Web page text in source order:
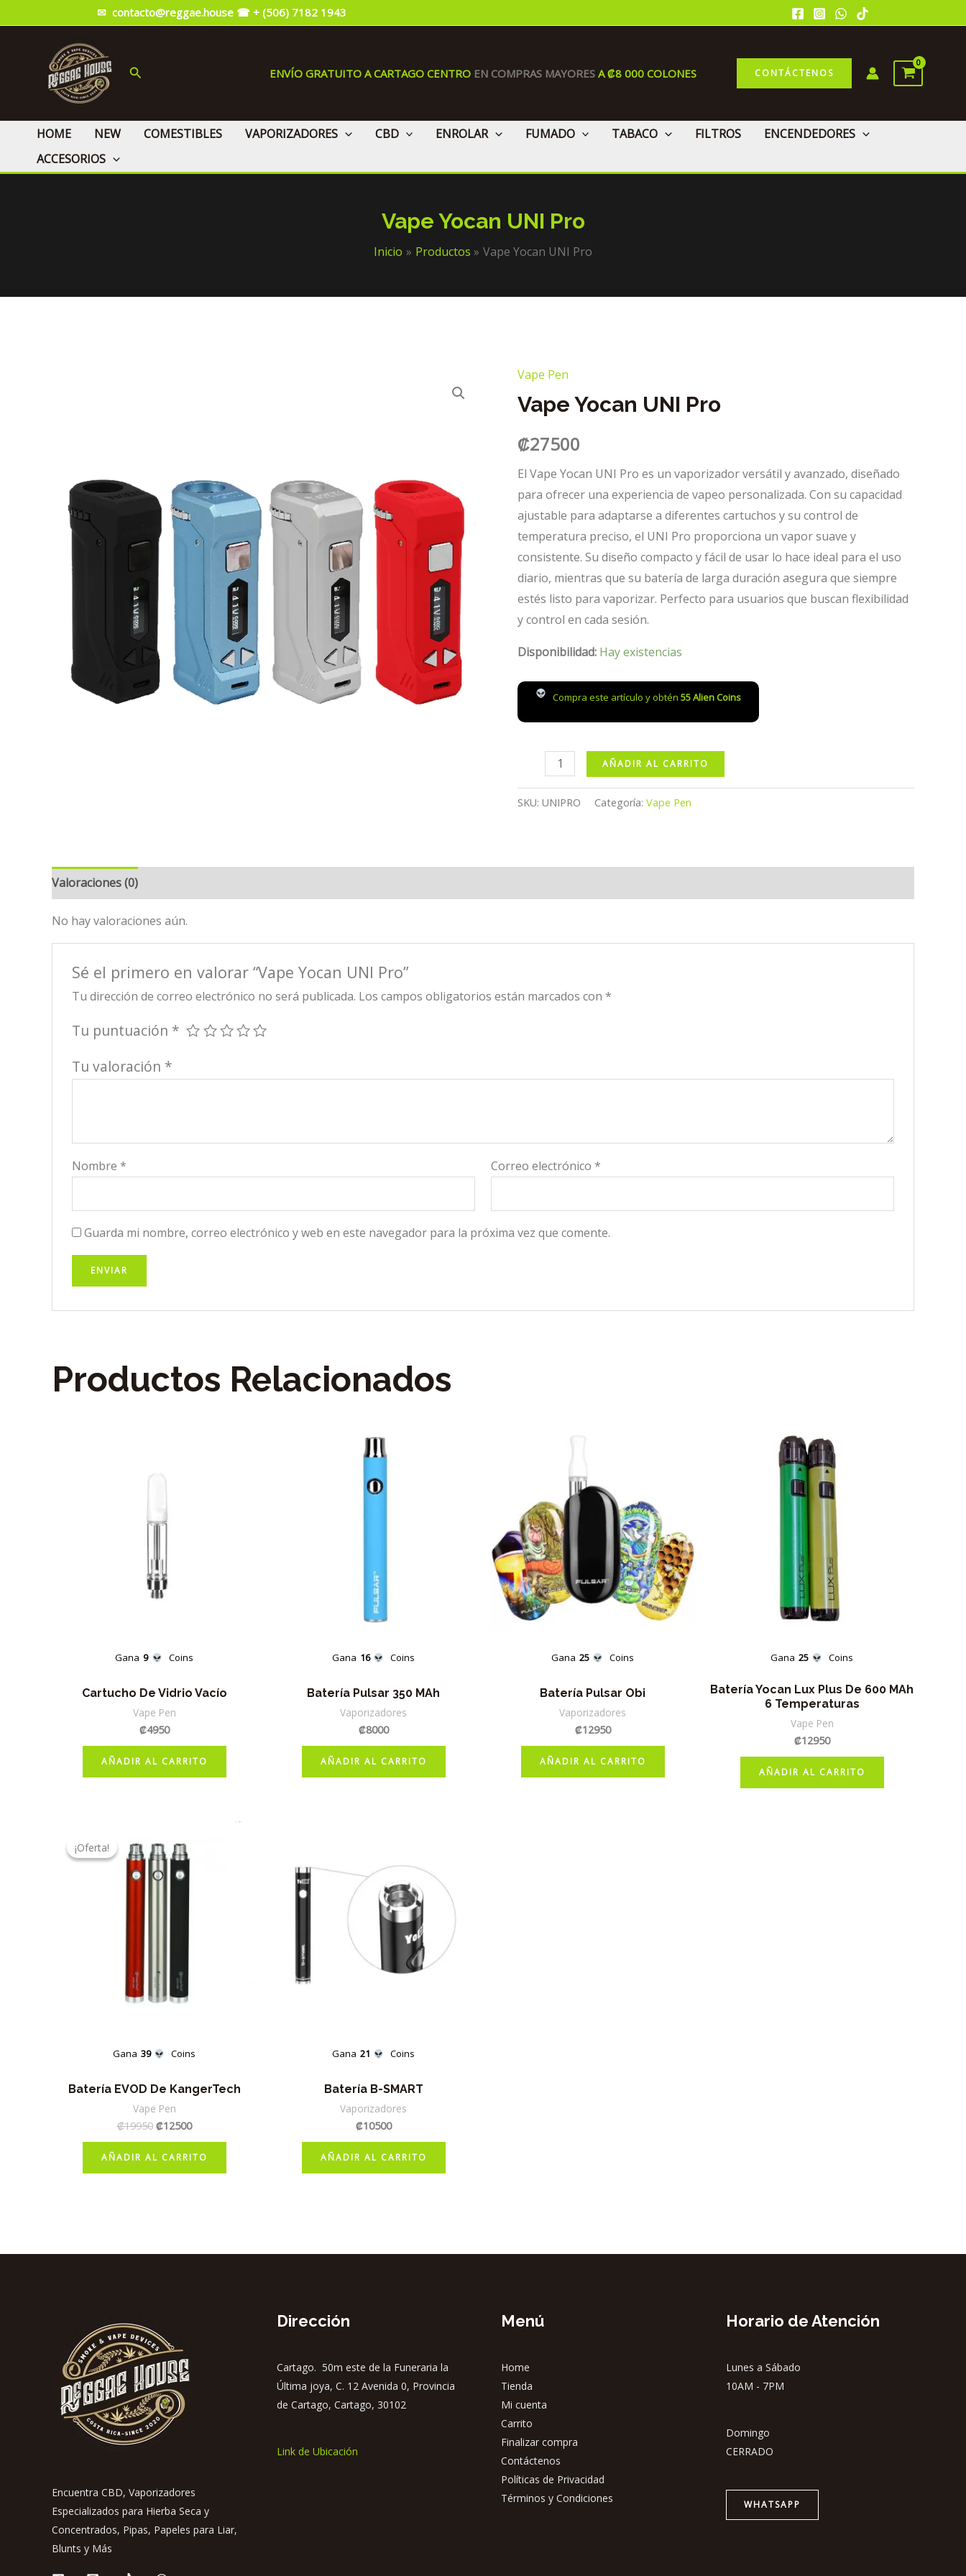
al
✉ contacto@reggae.house ☎ + (506) 7182 1943
Buscar ENVÍO GRATUITO A CARTAGO CENTRO EN COMPRAS MAYORES A ₡8 000 COLONES CONTÁCTENOS
HOME NEW COMESTIBLES VAPORIZADORES CBD ENROLAR FUMADO TABACO FILTROS
ENCENDEDORES
ACCESORIOS
Vape Yocan UNI Pro
Inicio Productos Vape Yocan UNI Pro
Vape Pen
Vape Yocan UNI Pro
₡27500
El Vape Yocan UNI Pro es un vaporizador versátil y avanzado, diseñado
para ofrecer una experiencia de vapeo personalizada. Con su capacidad
ajustable para adaptarse a diferentes cartuchos y su control de
temperatura preciso, el UNI Pro proporciona un vapor suave y
consistente. Su diseño compacto y fácil de usar lo hace ideal para el uso
diario, mientras que su batería de larga duración asegura que siempre
estés listo para vaporizar. Perfecto para usuarios que buscan flexibilidad
y control en cada sesión.
Disponibilidad: Hay existencias
Compra este artículo y obtén 55Alien Coins
Yocan
UNI
AÑADIR AL CARRITO
SKU: UNIPRO Categoría: Vape Pen
Valoraciones (0)
No hay valoraciones aún.
Sé el primero en valorar “Vape Yocan UNI Pro”
Tu dirección de correo electrónico no será publicada. Los campos obligatorios están marcados con *
Tu puntuación *
Tu valoración *
Nombre * Correo electrónico *
Guarda mi nombre, correo electrónico y web en este navegador para la próxima vez que comente.
Productos Relacionados
Gana 9 Coins
Cartucho De Vidrio Vacío
Vape Pen
₡4950
AÑADIR AL CARRITO
Gana 16 Coins
Batería Pulsar 350 MAh
Vaporizadores
₡8000
AÑADIR AL CARRITO
Gana 25 Coins
Batería Pulsar Obi
Vaporizadores
₡12950
AÑADIR AL CARRITO
Gana 25 Coins
Batería Yocan Lux Plus De 600 MAh
6 Temperaturas
Vape Pen
₡12950
AÑADIR AL CARRITO
¡Oferta!
Gana 39 Coins
¡Oferta!
Batería EVOD De KangerTech
Vape Pen
₡19950 El
original
era:
₡19950.
₡12500El
actual
es:
₡12500.
AÑADIR AL CARRITO
Gana 21 Coins
Batería B-SMART
Vaporizadores
₡10500
AÑADIR AL CARRITO
Encuentra CBD, Vaporizadores
Especializados para Hierba Seca y
Concentrados, Pipas, Papeles para Liar,
Blunts y Más
Dirección
Cartago. 50m este de la Funeraria la
Última joya, C. 12 Avenida 0, Provincia
de Cartago, Cartago, 30102
Link de Ubicación
Menú
Home
Tienda
Mi cuenta
Carrito
Finalizar compra
Contáctenos
Políticas de Privacidad
Términos y Condiciones
Horario de Atención
Lunes a Sábado
10AM - 7PM
Domingo
CERRADO
WHATSAPP